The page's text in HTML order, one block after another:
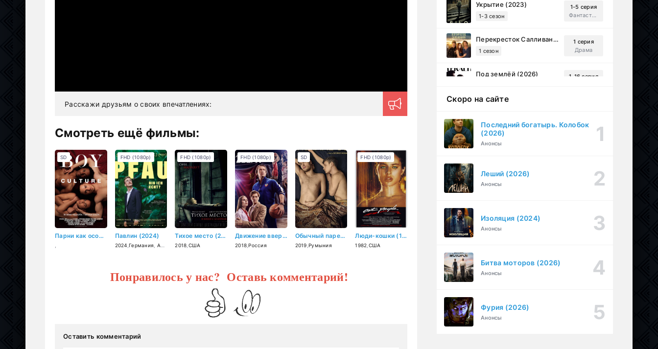
Расскажи друзьям о своих впечатлениях:
Смотреть ещё фильмы:
Парни как особая культура (2006)
SD
Павлин (2024)
2024 ,Германия Австрия
FHD (1080p)
Тихое место (2018)
2018 США
FHD (1080p)
Движение вверх (2018)
2018 ,Россия
FHD (1080p)
Обычный парень (2019)
2019 ,Румыния
SD
Люди-кошки (1982)
1982 США
FHD (1080p)
Понравилось у нас? Оставь комментарий!
Оставить комментарий
Укрытие (2023)
1-3 сезон
1-5 серия
Фантастика, Триллер, Драма
Перекресток Салливанов (2023)
1 сезон
1 серия
Драма
Под землёй (2026)
1-16 серия
1-8 сезон
БиМ (2021)
Скоро на сайте
Последний богатырь. Колобок
(2026)
Анонсы
Леший (2026)
Анонсы
Изоляция (2024)
Анонсы
Битва моторов (2026)
Анонсы
Фурия (2026)
Анонсы